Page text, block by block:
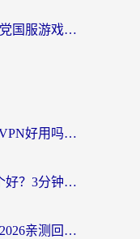
去国外能打QQ炫舞吗？海外党国服游戏不卡顿的终极指南
海外党选回国加速器：MalusVPN好用吗？和快帆VPN哪个好？附真实对比与避坑指南
海外党必看：迅游和雷霆哪个好？3分钟教你选对回国加速器，无缝刷国内剧玩手游
斧牛和biubiu好用吗？海外党2026亲测回国加速器指南，附番茄加速器深度体验